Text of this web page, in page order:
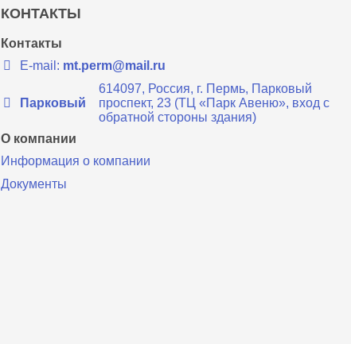
КОНТАКТЫ
Контакты
E-mail: mt.perm@mail.ru
Парковый
614097, Россия, г. Пермь, Парковый
проспект, 23 (ТЦ «Парк Авеню», вход с
обратной стороны здания)
О компании
Информация о компании
Документы